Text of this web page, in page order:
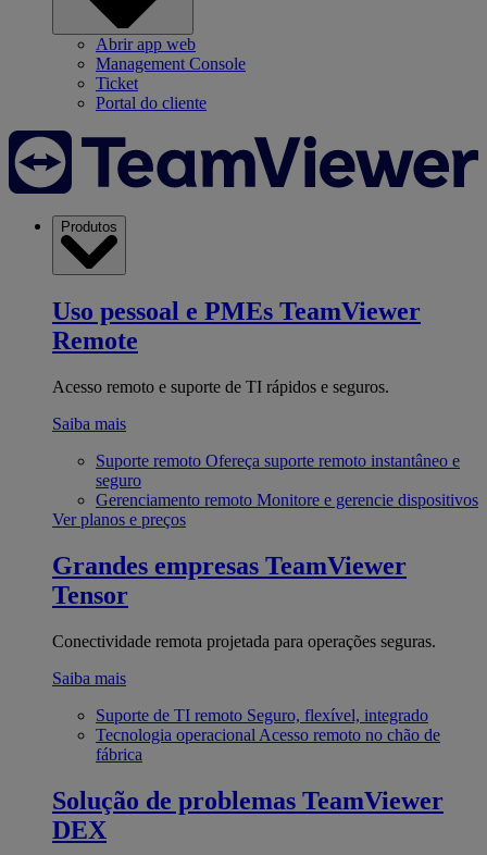
Abrir app web
Management Console
Ticket
Portal do cliente
Produtos
Uso pessoal e PMEs TeamViewer
Remote
Acesso remoto e suporte de TI rápidos e seguros.
Saiba mais
Suporte remoto Ofereça suporte remoto instantâneo e
seguro
Gerenciamento remoto Monitore e gerencie dispositivos
Ver planos e preços
Grandes empresas TeamViewer
Tensor
Conectividade remota projetada para operações seguras.
Saiba mais
Suporte de TI remoto Seguro, flexível, integrado
Tecnologia operacional Acesso remoto no chão de
fábrica
Solução de problemas TeamViewer
DEX